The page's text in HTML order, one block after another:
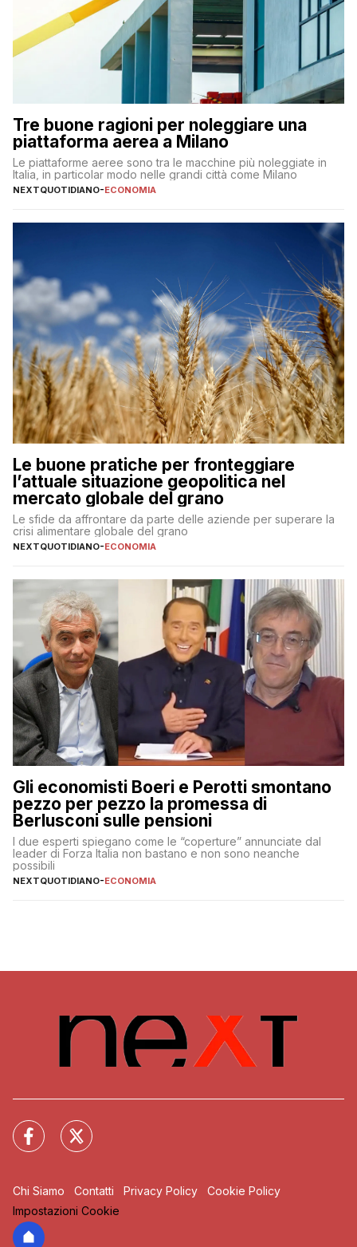
Tre buone ragioni per noleggiare una
piattaforma aerea a Milano
Le piattaforme aeree sono tra le macchine più noleggiate in
Italia, in particolar modo nelle grandi città come Milano
NEXTQUOTIDIANO-ECONOMIA
Le buone pratiche per fronteggiare
l’attuale situazione geopolitica nel
mercato globale del grano
Le sfide da affrontare da parte delle aziende per superare la
crisi alimentare globale del grano
NEXTQUOTIDIANO-ECONOMIA
Gli economisti Boeri e Perotti smontano
pezzo per pezzo la promessa di
Berlusconi sulle pensioni
I due esperti spiegano come le “coperture” annunciate dal
leader di Forza Italia non bastano e non sono neanche
possibili
NEXTQUOTIDIANO-ECONOMIA
Chi Siamo Contatti Privacy Policy
Cookie Policy
Impostazioni Cookie